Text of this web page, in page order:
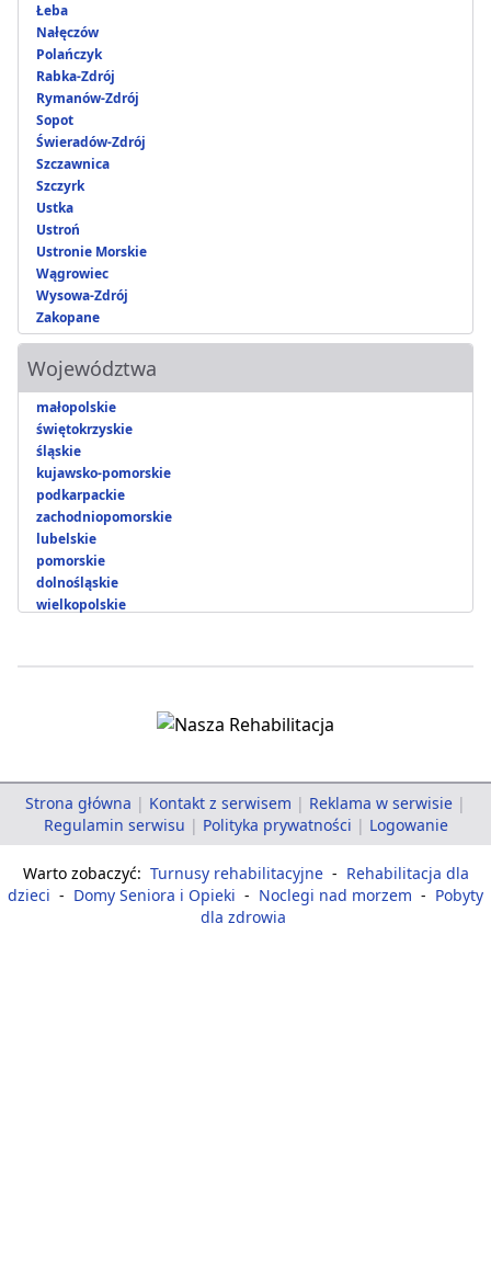
Łeba
Nałęczów
Polańczyk
Rabka-Zdrój
Rymanów-Zdrój
Sopot
Świeradów-Zdrój
Szczawnica
Szczyrk
Ustka
Ustroń
Ustronie Morskie
Wągrowiec
Wysowa-Zdrój
Zakopane
Województwa
małopolskie
świętokrzyskie
śląskie
kujawsko-pomorskie
podkarpackie
zachodniopomorskie
lubelskie
pomorskie
dolnośląskie
wielkopolskie
Strona główna | Kontakt z serwisem | Reklama w serwisie |
Regulamin serwisu | Polityka prywatności | Logowanie
Warto zobaczyć: Turnusy rehabilitacyjne - Rehabilitacja dla
dzieci - Domy Seniora i Opieki - Noclegi nad morzem - Pobyty
dla zdrowia